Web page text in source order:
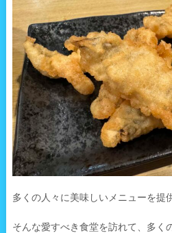
多くの人々に美味しいメニューを提
そんな愛すべき食堂を訪れて、多く